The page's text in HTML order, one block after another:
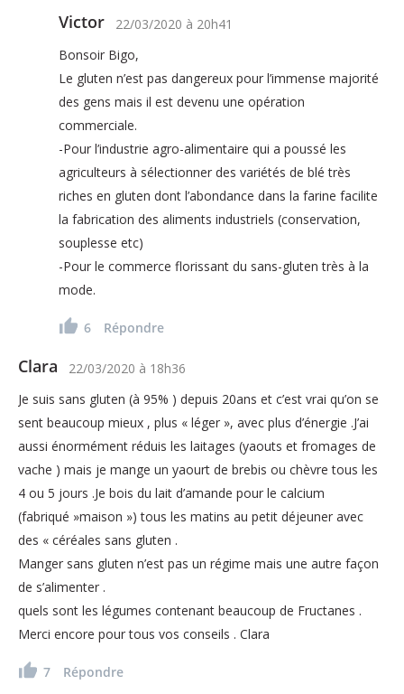
Victor 22/03/2020 à 20h41
Bonsoir Bigo,
Le gluten n’est pas dangereux pour l’immense majorité
des gens mais il est devenu une opération
commerciale.
-Pour l’industrie agro-alimentaire qui a poussé les
agriculteurs à sélectionner des variétés de blé très
riches en gluten dont l’abondance dans la farine facilite
la fabrication des aliments industriels (conservation,
souplesse etc)
-Pour le commerce florissant du sans-gluten très à la
mode.
6 Répondre
Clara 22/03/2020 à 18h36
Je suis sans gluten (à 95% ) depuis 20ans et c’est vrai qu’on se
sent beaucoup mieux , plus « léger », avec plus d’énergie .J’ai
aussi énormément réduis les laitages (yaouts et fromages de
vache ) mais je mange un yaourt de brebis ou chèvre tous les
4 ou 5 jours .Je bois du lait d’amande pour le calcium
(fabriqué »maison ») tous les matins au petit déjeuner avec
des « céréales sans gluten .
Manger sans gluten n’est pas un régime mais une autre façon
de s’alimenter .
quels sont les légumes contenant beaucoup de Fructanes .
Merci encore pour tous vos conseils . Clara
7 Répondre